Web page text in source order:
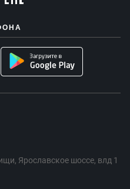
Ярославское шоссе, влд 1